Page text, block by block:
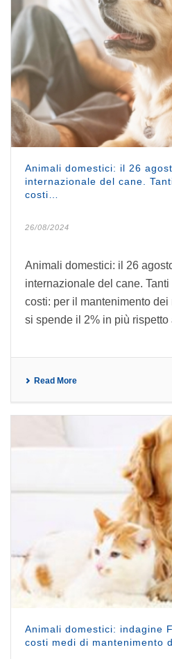
Animali domestici: il 26
internazionale del cane.
costi…
26/08/2024
Animali domestici: il 26
internazionale del cane.
costi: per il mantenimento
si spende il 2% in più rispetto
Read More
Animali domestici: indagine
costi medi di mantenimento